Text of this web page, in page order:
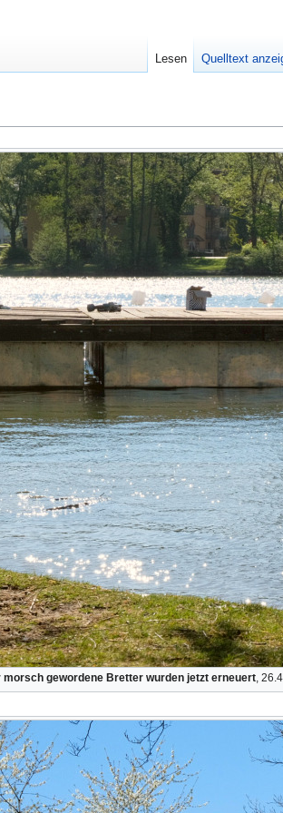
gewordene Bretter wurden jetzt erneuert,
Lesen Quelltext